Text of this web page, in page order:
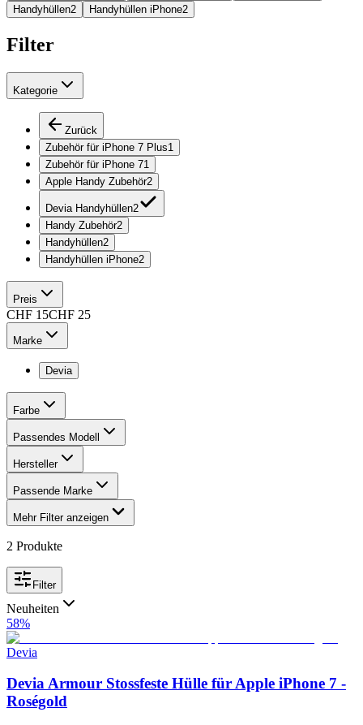
Handyhüllen2 Handyhüllen iPhone2
Filter
Kategorie
Zurück
Zubehör für iPhone 7 Plus1
Zubehör für iPhone 71
Apple Handy Zubehör2
Devia Handyhüllen2
Handy Zubehör2
Handyhüllen2
Handyhüllen iPhone2
Preis
CHF 15CHF 25
Marke
Devia
Farbe
Passendes Modell
Hersteller
Passende Marke
Mehr Filter anzeigen
2 Produkte
Filter
Neuheiten
58%
Devia
Devia Armour Stossfeste Hülle für Apple iPhone 7 -
Roségold